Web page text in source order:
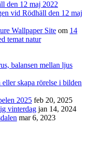
den 12 maj 2022
vid Rödhäll den 12 maj
Wallpaper Site om 14
temat natur
balansen mellan ljus
skapa rörelse i bilden
2025 feb 20, 2025
vinterdag jan 14, 2024
mar 6, 2023